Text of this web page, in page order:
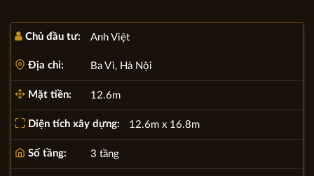
Chủ đầu tư: Anh Việt
Địa chỉ: Ba Vì, Hà Nội
Mặt tiền: 12.6m
Diện tích xây dựng: 12.6m x 16.8m
Số tầng: 3 tầng